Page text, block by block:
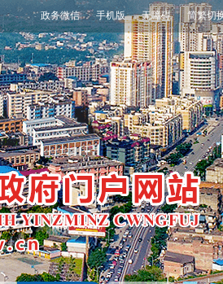
政务微信 手机版 无障碍 简繁切